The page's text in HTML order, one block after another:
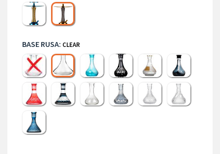
Celestyal Dark
BASE RUSA: CLEAR
Sin base Clear Big Glass P-turquoise
Big Glass N Black
Egyptian Frozen Black
Tallada RojaTallada NegraGota de Agua Rayada
Imperial AhumadaImperial ClearNexa Clear
Crystal Blue